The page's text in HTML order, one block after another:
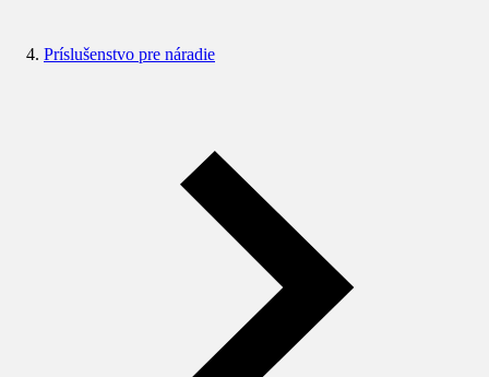
Príslušenstvo pre náradie